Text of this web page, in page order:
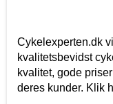
Cykelexperten.dk
kvalitetsbevidst
kvalitet, gode
deres kunder. Klik